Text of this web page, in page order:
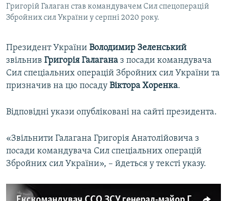
ІНФОГРАФІКА
ДОЛУЧАЙСЯ!
Усі сайти RFE/RL
Григорій Галаган став командувачем Сил спецоперацій
Збройних сил України у серпні 2020 року.
Президент України Володимир Зеленський
звільнив Григорія Галагана з посади командувача
Сил спеціальних операцій Збройних сил України та
призначив на цю посаду Віктора Хоренка.
Відповідні укази опубліковані на сайті президента.
«Звільнити Галагана Григорія Анатолійовича з
посади командувача Сил спеціальних операцій
Збройних сил України», – йдеться у тексті указу.